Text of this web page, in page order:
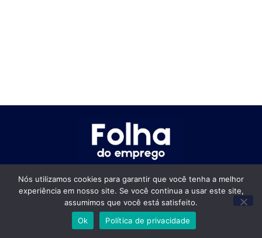
Empregos Brasil
Empregos Brasil 2026
Empregos Rio de Janeiro 2026
Empregos São Paulo 2026
Nós utilizamos cookies para garantir que você tenha a melhor
experiência em nosso site. Se você continua a usar este site,
assumimos que você está satisfeito.
Ok
Política de privacidade